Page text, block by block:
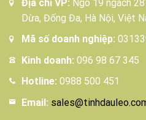
Địa chỉ VP: Ngõ 19 ngách 28
Dừa, Đống Đa, Hà Nội, Việt
Mã số doanh nghiệp:
Kinh doanh: 096 98 67 345
Hotline: 0988 500 451
Email: